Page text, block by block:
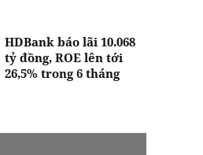
HDBank báo lãi 10.068
tỷ đồng, ROE lên tới
26,5% trong 6 tháng